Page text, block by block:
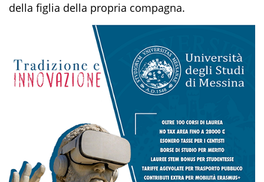
della figlia della propria compagna.